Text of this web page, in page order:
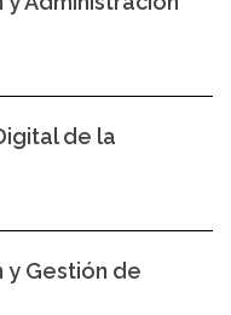
de la
y Gestión de